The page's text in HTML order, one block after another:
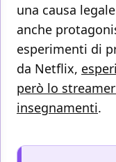
una causa
anche
esperimenti di
da Netflix,
però lo
insegnamenti.